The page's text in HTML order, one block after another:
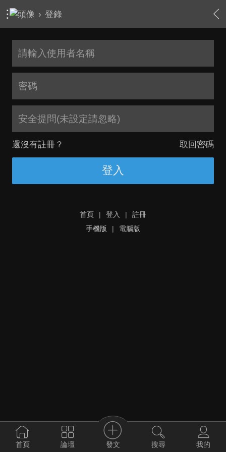
› 登錄
安全提問(未設定請忽略)
還沒有註冊？ 取回密碼
登入
首頁 | 登入 |
註冊
手機版
| 電腦版
首頁 論壇 發文 搜尋 我的